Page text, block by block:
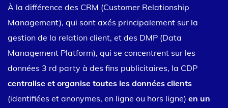
À la différence des CRM (Customer Relationship
Management), qui sont axés principalement sur la
gestion de la relation client, et des DMP (Data
Management Platform), qui se concentrent sur les
données 3 rd party à des fins publicitaires, la CDP
centralise et organise toutes les données clients
(identifiées et anonymes, en ligne ou hors ligne) en un